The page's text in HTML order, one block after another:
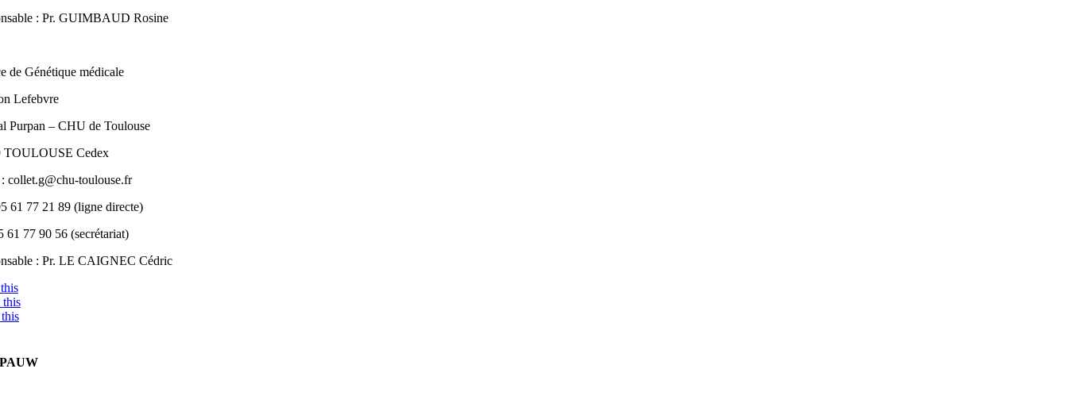
: Pr. GUIMBAUD Rosine
de Génétique médicale
Lefebvre
Purpan – CHU de Toulouse
TOULOUSE Cedex
collet.g@chu-toulouse.fr
61 77 21 89 (ligne directe)
61 77 90 56 (secrétariat)
: Pr. LE CAIGNEC Cédric
this